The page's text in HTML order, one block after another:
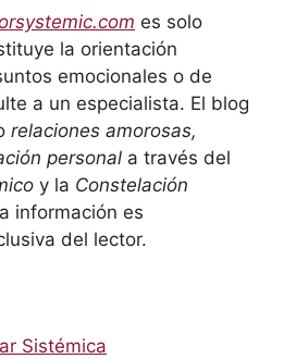
es solo
la orientación
emocionales o de
a un especialista. El blog
relaciones amorosas,
personal a través del
y la Constelación
información es
del lector.
Sistémica